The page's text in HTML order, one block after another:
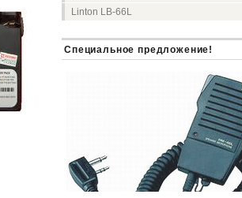
Linton LB-66L
Специальное предложение!